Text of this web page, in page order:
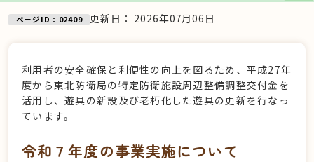
ページID：02409 更新日： 2026年07月06日
利用者の安全確保と利便性の向上を図るため、平成27年
度から東北防衛局の特定防衛施設周辺整備調整交付金を
活用し、遊具の新設及び老朽化した遊具の更新を行なっ
ています。
令和７年度の事業実施について